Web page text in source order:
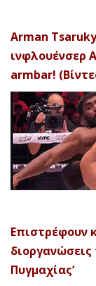
Arman
ινφλουένσερ
armbar!
Επιστρέφουν
Πυγμαχίας’